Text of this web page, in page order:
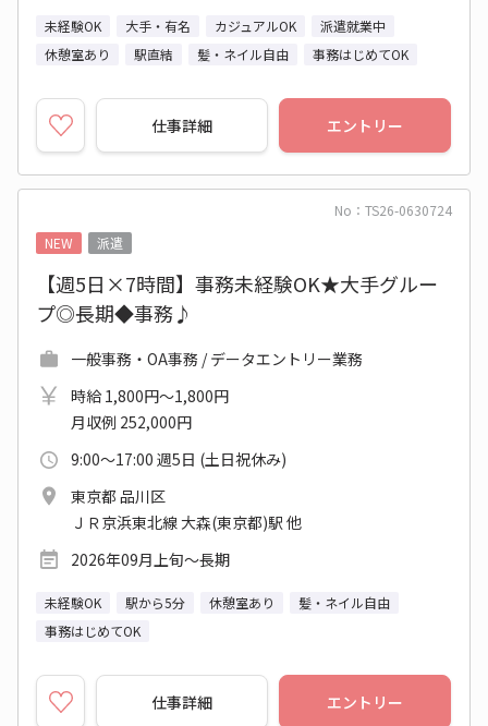
未経験OK 大手・有名 カジュアルOK
派遣就業中
休憩室あり
駅直結 髪・ネイル自由 事務はじめてOK
仕事詳細 エントリー
No：TS26-0630724
NEW
派遣
【週5日×7時間】事務未経験OK★大手グルー
プ◎長期◆事務♪
一般事務・OA事務 / データエントリー業務
時給 1,800円～1,800円
月収例 252,000円
9:00～17:00 週5日 (土日祝休み)
東京都 品川区
ＪＲ京浜東北線 大森(東京都)駅 他
2026年09月上旬～長期
未経験OK 駅から5分 休憩室あり
髪・ネイル自由
事務はじめてOK
仕事詳細 エントリー